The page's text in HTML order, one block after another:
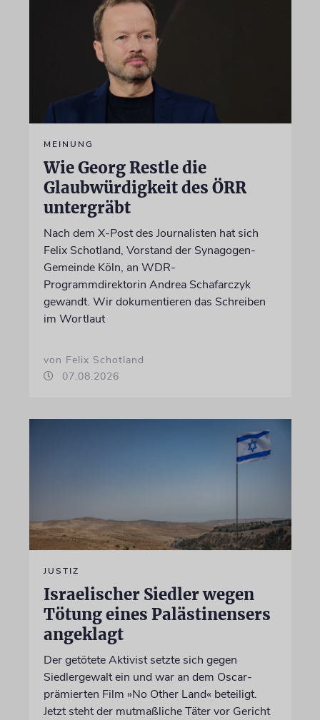
MEINUNG
Wie Georg Restle die
Glaubwürdigkeit des ÖRR
untergräbt
Nach dem X-Post des Journalisten hat sich
Felix Schotland, Vorstand der Synagogen-
Gemeinde Köln, an WDR-
Programmdirektorin Andrea Schafarczyk
gewandt. Wir dokumentieren das Schreiben
im Wortlaut
von Felix Schotland
07.08.2026
JUSTIZ
Israelischer Siedler wegen
Tötung eines Palästinensers
angeklagt
Der getötete Aktivist setzte sich gegen
Siedlergewalt ein und war an dem Oscar-
prämierten Film »No Other Land« beteiligt.
Jetzt steht der mutmaßliche Täter vor Gericht